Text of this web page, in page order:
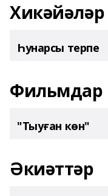
Хикәйәләр
Һунарсы терпе
Фильмдар
"Тыуған көн"
Әкиәттәр